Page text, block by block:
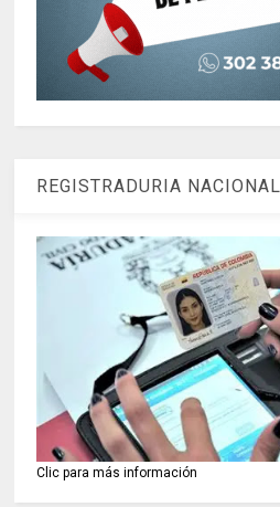
REGISTRADURIA NACIONAL
Clic para más información